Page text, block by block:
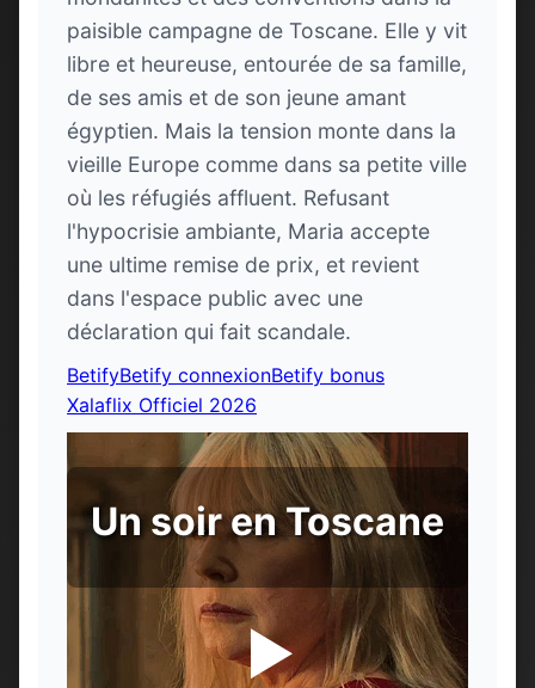
paisible campagne de Toscane. Elle y vit
libre et heureuse, entourée de sa famille,
de ses amis et de son jeune amant
égyptien. Mais la tension monte dans la
vieille Europe comme dans sa petite ville
où les réfugiés affluent. Refusant
l'hypocrisie ambiante, Maria accepte
une ultime remise de prix, et revient
dans l'espace public avec une
déclaration qui fait scandale.
BetifyBetify connexionBetify bonus
Xalaflix Officiel 2026
Un soir en Toscane